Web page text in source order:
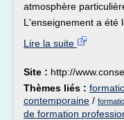
atmosphère
L'enseignement a été
Lire la suite
Site : http://
Thèmes liés :
contemporaine /
de formation